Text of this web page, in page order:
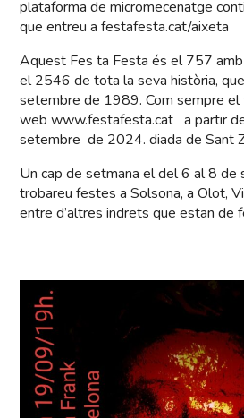
plataforma de micromecenatge
que entreu a festafesta.cat/aixeta
Aquest Fes ta Festa és el 757
el 2546 de tota la seva història,
setembre de 1989. Com sempre
web www.festafesta.cat a partir
setembre de 2024. diada de Sant
Un cap de setmana el del 6 al 8
trobareu festes a Solsona, a Olot,
entre d’altres indrets que estan de